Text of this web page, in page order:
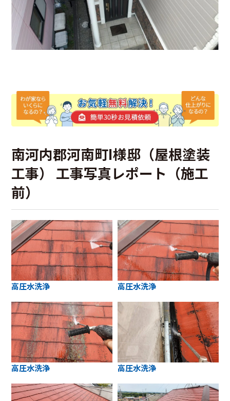
南河内郡河南町I様邸（屋根塗装
工事） 工事写真レポート（施工
前）
高圧水洗浄 高圧水洗浄
高圧水洗浄 高圧水洗浄